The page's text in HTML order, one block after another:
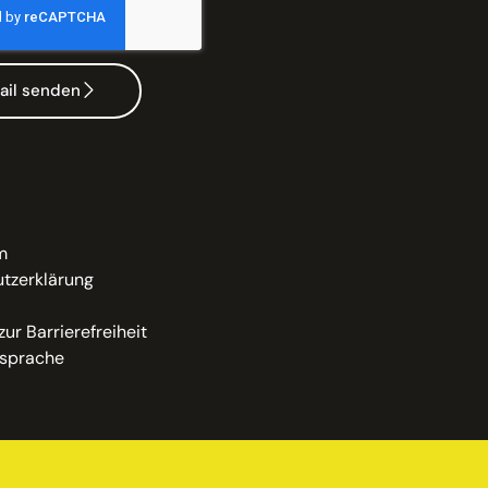
senden
Barrierefreiheit